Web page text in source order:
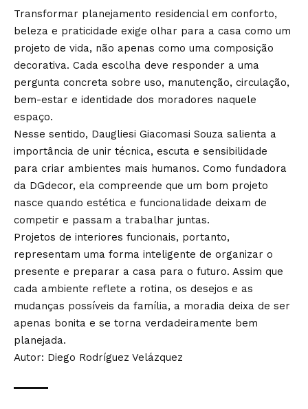
Transformar planejamento residencial em conforto,
beleza e praticidade exige olhar para a casa como um
projeto de vida, não apenas como uma composição
decorativa. Cada escolha deve responder a uma
pergunta concreta sobre uso, manutenção, circulação,
bem-estar e identidade dos moradores naquele
espaço.
Nesse sentido, Daugliesi Giacomasi Souza salienta a
importância de unir técnica, escuta e sensibilidade
para criar ambientes mais humanos. Como fundadora
da DGdecor, ela compreende que um bom projeto
nasce quando estética e funcionalidade deixam de
competir e passam a trabalhar juntas.
Projetos de interiores funcionais, portanto,
representam uma forma inteligente de organizar o
presente e preparar a casa para o futuro. Assim que
cada ambiente reflete a rotina, os desejos e as
mudanças possíveis da família, a moradia deixa de ser
apenas bonita e se torna verdadeiramente bem
planejada.
Autor: Diego Rodríguez Velázquez